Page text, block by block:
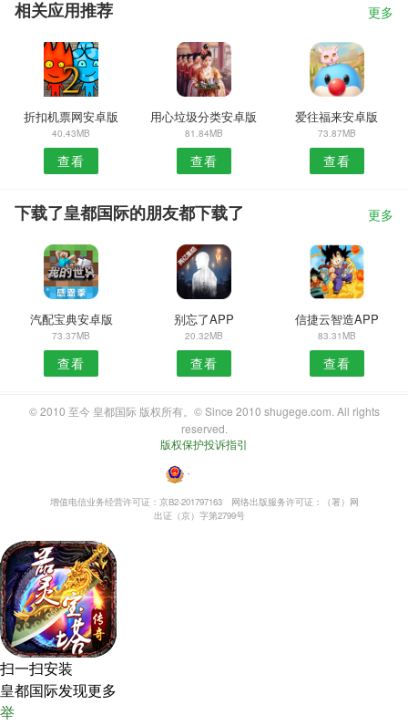
相关应用推荐 更多
折扣机票网安卓版
40.43MB
查看
用心垃圾分类安卓版
81.84MB
查看
爱往福来安卓版
73.87MB
查看
下载了皇都国际的朋友都下载了 更多
汽配宝典安卓版
73.37MB
查看
别忘了APP
20.32MB
查看
信捷云智造APP
83.31MB
查看
© 2010 至今 皇都国际 版权所有。© Since 2010 shugege.com. All rights
reserved.
版权保护投诉指引
・
增值电信业务经营许可证：京B2-201797163
网络出版服务许可证：（署）网
出证（京）字第2799号
扫一扫安装
皇都国际发现更多
举